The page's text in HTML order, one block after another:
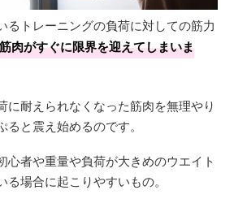
るトレーニングの負荷に対しての筋力
筋肉がすぐに限界を迎えてしまいま
に耐えられなくなった筋肉を無理やり
と震え始めるのです。
心者や重量や負荷が大きめのウエイト
る場合に起こりやすいもの。